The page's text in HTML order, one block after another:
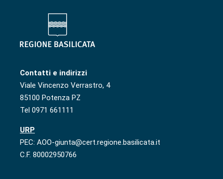
Contatti e indirizzi
Viale Vincenzo Verrastro, 4
85100 Potenza PZ
Tel 0971 661111
URP
PEC: AOO-giunta@cert.regione.basilicata.it
C.F. 80002950766